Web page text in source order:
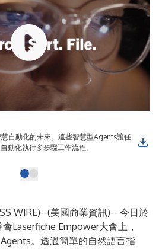
自動化的未來。這些智慧型Agents讓任
動化執行多步驟工作流程。
WIRE)--(美國商業資訊)-- 今日於
Laserfiche Empower大會上，
。透過簡單的自然語言指